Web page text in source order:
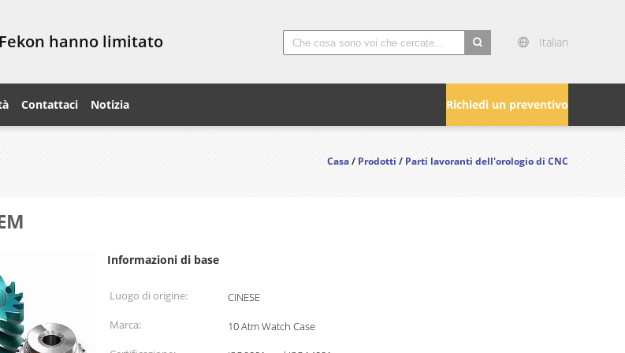
hanno limitato Italian
Richiedi un preventivo
Contattaci Notizia
Casa/Prodotti/Parti lavoranti dell'orologio di CNC
Informazioni di base
Luogo di origine:
CINESE
Marca:
10 Atm Watch Case